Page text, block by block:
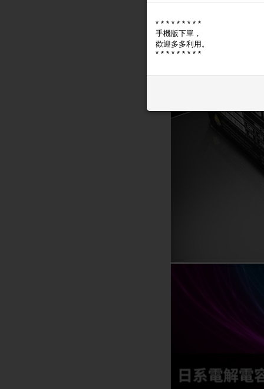
* * * * * * * * *
手機版下單，
歡迎多多利用。
* * * * * * * * *